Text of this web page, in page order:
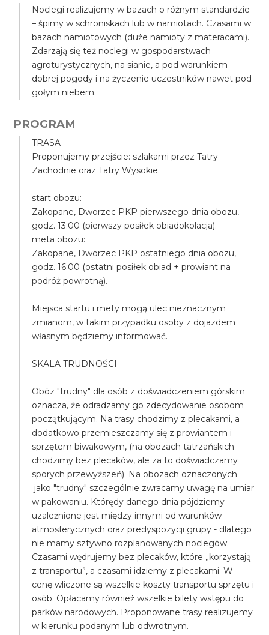
Noclegi realizujemy w bazach o różnym standardzie
– śpimy w schroniskach lub w namiotach. Czasami w
bazach namiotowych (duże namioty z materacami).
Zdarzają się też noclegi w gospodarstwach
agroturystycznych, na sianie, a pod warunkiem
dobrej pogody i na życzenie uczestników nawet pod
gołym niebem.
PROGRAM
TRASA
Proponujemy przejście: szlakami przez Tatry
Zachodnie oraz Tatry Wysokie.
start obozu:
Zakopane, Dworzec PKP pierwszego dnia obozu,
godz. 13:00 (pierwszy posiłek obiadokolacja).
meta obozu:
Zakopane, Dworzec PKP ostatniego dnia obozu,
godz. 16:00 (ostatni posiłek obiad + prowiant na
podróż powrotną).
Miejsca startu i mety mogą ulec nieznacznym
zmianom, w takim przypadku osoby z dojazdem
własnym będziemy informować.
SKALA TRUDNOŚCI
Obóz "trudny" dla osób z doświadczeniem górskim
oznacza, że odradzamy go zdecydowanie osobom
początkującym. Na trasy chodzimy z plecakami, a
dodatkowo przemieszczamy się z prowiantem i
sprzętem biwakowym, (na obozach tatrzańskich –
chodzimy bez plecaków, ale za to doświadczamy
sporych przewyższeń). Na obozach oznaczonych
jako "trudny" szczególnie zwracamy uwagę na umiar
w pakowaniu. Którędy danego dnia pójdziemy
uzależnione jest między innymi od warunków
atmosferycznych oraz predyspozycji grupy - dlatego
nie mamy sztywno rozplanowanych noclegów.
Czasami wędrujemy bez plecaków, które „korzystają
z transportu”, a czasami idziemy z plecakami. W
cenę wliczone są wszelkie koszty transportu sprzętu i
osób. Opłacamy również wszelkie bilety wstępu do
parków narodowych. Proponowane trasy realizujemy
w kierunku podanym lub odwrotnym.